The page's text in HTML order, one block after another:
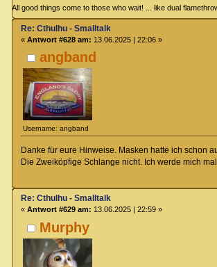
All good things come to those who wait! ... like dual
angband
Username: angband
Re: Cthulhu - Smalltalk
« Antwort #628 am: 13.06.2025 | 22:06 »
Danke für eure Hinweise. Masken hatte ich schon
Die Zweiköpfige Schlange nicht. Ich werde mich
Murphy
Re: Cthulhu - Smalltalk
« Antwort #629 am: 13.06.2025 | 22:59 »